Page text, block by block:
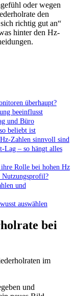
oder wegen
den
richtig gut an“
hinter den Hz-
überhaupt?
beeinflusst
und Büro
beliebt ist
Zahlen sinnvoll sind
Lag – so hängt alles
Rolle bei hohen Hz
Nutzungsprofil?
und
auswählen
bei
und